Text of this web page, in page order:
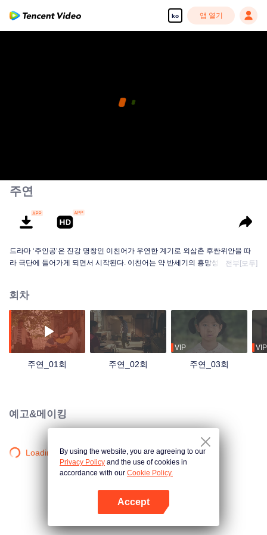
ko 앱 열기
주연
드라마 ‘주인공’은 진강 명창인 이친어가 우연한 계기로 외삼촌 후싼위안을 따
라 극단에 들어가게 되면서 시작된다. 이친어는 약 반세기의 흥망성쇠를 거쳐
중국 사회 40년 변화 속에서 평범한 사람들의 감정과 삶, 그리고 운명의 흐름을
그려낸다.
전부[모두]
회차
주연_01회 주연_02회
VIP
주연_03회
VIP
예고&메이킹
Loading…By using the website, you are agreeing to our
Privacy Policy and the use of cookies in
accordance with our Cookie Policy.
Accept